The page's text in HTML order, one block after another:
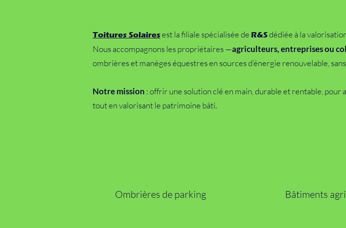
Toitures Solairesest la filiale spécialisée de R&Sdédiée à la
Nous accompagnons les propriétaires —agriculteurs, entreprises ou
ombrières et manèges équestres en sources d’énergie renouvelable,
Notre mission : offrir une solution clé en main, durable et rentable,
tout en valorisant le patrimoine bâti.
Ombrières de parking Bâtiments